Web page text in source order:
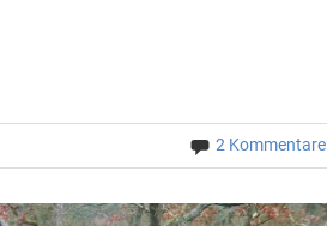
2 Kommentare